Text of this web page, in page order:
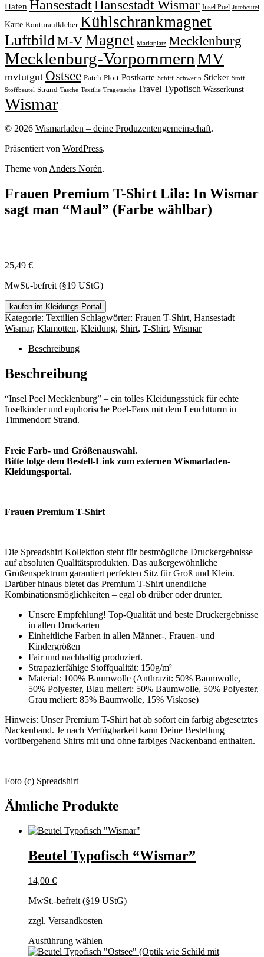
Hafen HansestadtHansestadt Wismar Insel Poel Jutebeutel
Karte Konturaufkleber Kühlschrankmagnet
LuftbildM-VMagnet Marktplatz Mecklenburg
Mecklenburg-VorpommernMV
mvtutgut Ostsee Patch Plott Postkarte Schiff Schwerin Sticker Stoff
Stoffbeutel Strand Tasche Textilie Tragetasche Travel Typofisch Wasserkunst
Wismar
© 2026 Wismarladen – deine Produzentengemeinschaft.
Präsentiert von WordPress.
Theme von Anders Norén.
Frauen Premium T-Shirt Lila: In Wismar
sagt man “Maul” (Farbe wählbar)
25,49 €
MwSt.-befreit (§19 UStG)
kaufen im Kleidungs-Portal
Kategorie: Textilien Schlagwörter: Frauen T-Shirt, Hansestadt
Wismar, Klamotten, Kleidung, Shirt, T-Shirt, Wismar
Beschreibung
Beschreibung
“Insel Poel Mecklenburg” – ein tolles Kleidungsstück für echte
Inselkinder und euphorische Poel-Fans mit dem Leuchtturm in
Timmendorf Strand.
Freie Farb- und Größenauswahl.
Bitte folge dem Bestell-Link zum externen Wismarladen-
Kleidungsportal.
Frauen Premium T-Shirt
Die Spreadshirt Kollektion steht für bestmögliche Druckergebnisse
auf absoluten Qualitätsprodukten. Das außergewöhnliche
Größenspektrum garantiert perfekten Sitz für Groß und Klein.
Darüber hinaus bietet das Premium T-Shirt unendliche
Kombinationsmöglichkeiten – egal ob drüber oder drunter.
Unsere Empfehlung! Top-Qualität und beste Druckergebnisse
in allen Druckarten
Einheitliche Farben in allen Männer-, Frauen- und
Kindergrößen
Fair und nachhaltig produziert.
Strapazierfähige Stoffqualität: 150g/m²
Material: 100% Baumwolle (Anthrazit: 50% Baumwolle,
50% Polyester, Blau meliert: 50% Baumwolle, 50% Polyester,
Grau meliert: 85% Baumwolle, 15% Viskose)
Hinweis: Unser Premium T-Shirt hat ab sofort ein farbig abgesetztes
Nackenband. Je nach Verfügbarkeit kann Deine Bestellung
vorübergehend Shirts mit und ohne farbiges Nackenband enthalten.
Foto (c) Spreadshirt
Ähnliche Produkte
Beutel Typofisch “Wismar”
14,00 €
MwSt.-befreit (§19 UStG)
zzgl. Versandkosten
Ausführung wählen
Produkt